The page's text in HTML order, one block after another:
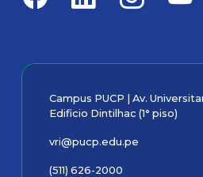
Campus PUCP | Av.
Edificio Dintilhac (1° piso)
vri@pucp.edu.pe
(511) 626-2000